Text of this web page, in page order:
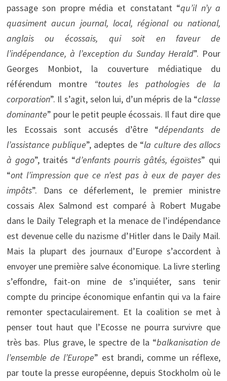
passage son propre média et constatant “qu’il n’y a
quasiment aucun journal, local, régional ou national,
anglais ou écossais, qui soit en faveur de
l’indépendance, à l’exception du Sunday Herald”. Pour
Georges Monbiot, la couverture médiatique du
référendum montre
“toutes les pathologies de la
corporation”. Il s’agit, selon lui, d’un mépris de la “classe
dominante” pour le petit peuple écossais. Il faut dire que
les Ecossais sont accusés d’être “dépendants de
l’assistance publique”, adeptes de “la culture des allocs
à gogo”, traités “d’enfants pourris gâtés, égoïstes” qui
“ont l’impression que ce n’est pas à eux de payer des
impôts”. Dans ce déferlement, le premier ministre
cossais Alex Salmond est comparé à Robert Mugabe
dans le Daily Telegraph et la menace de l’indépendance
est devenue celle du nazisme d’Hitler dans le Daily Mail.
Mais la plupart des journaux d’Europe s’accordent à
envoyer une première salve économique. La livre sterling
s’effondre, fait-on mine de s’inquiéter, sans tenir
compte du principe économique enfantin qui va la faire
remonter spectaculairement. Et la coalition se met à
penser tout haut que l’Ecosse ne pourra survivre que
très bas. Plus grave, le spectre de la “balkanisation de
l’ensemble de l’Europe” est brandi, comme un réflexe,
par toute la presse européenne, depuis Stockholm où le